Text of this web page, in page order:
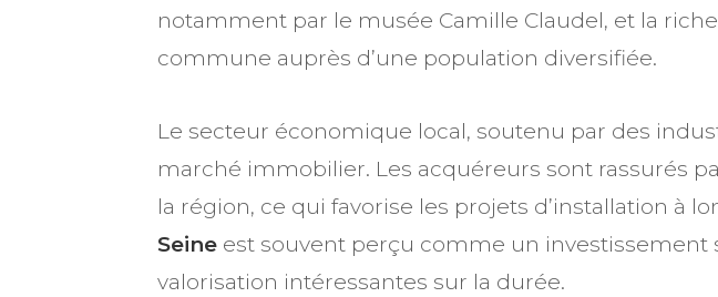
notamment par le musée Camille Claudel, et la
commune auprès d’une population diversifiée.
Le secteur économique local, soutenu par des
marché immobilier. Les acquéreurs sont rassurés
la région, ce qui favorise les projets d’installation à
Seine est souvent perçu comme un investissement
valorisation intéressantes sur la durée.